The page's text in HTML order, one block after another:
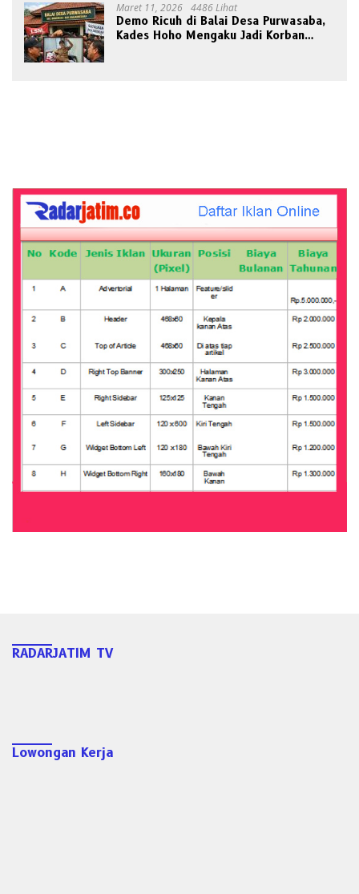
Maret 11, 2026 4486 Lihat
Demo Ricuh di Balai Desa Purwasaba,
Kades Hoho Mengaku Jadi Korban
RADARJATIM TV
Lowongan Kerja